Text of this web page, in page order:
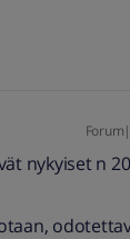
nykyiset n